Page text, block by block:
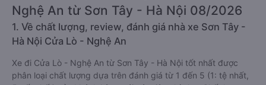
Nghệ An từ Sơn Tây - Hà Nội 08/2026
1. Về chất lượng, review, đánh giá nhà xe Sơn Tây -
Hà Nội Cửa Lò - Nghệ An
Xe đi Cửa Lò - Nghệ An từ Sơn Tây - Hà Nội tốt nhất được
phân loại chất lượng dựa trên đánh giá từ 1 đến 5 (1: tệ nhất,